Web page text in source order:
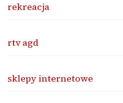
rekreacja
rtv agd
sklepy internetowe